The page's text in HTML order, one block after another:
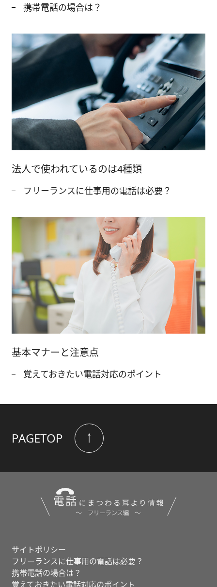
携帯電話の場合は？
法人で使われているのは4種類
フリーランスに仕事用の電話は必要？
基本マナーと注意点
覚えておきたい電話対応のポイント
PAGETOP
サイトポリシー
フリーランスに仕事用の電話は必要？
携帯電話の場合は？
覚えておきたい電話対応のポイント